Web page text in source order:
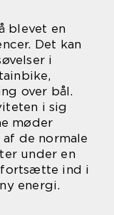
blevet en
Det kan
i
over bål.
i sig
møder
de normale
under en
fortsætte ind i
energi.